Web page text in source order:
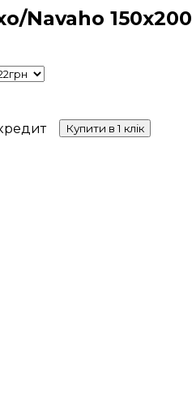
Navaho 150x200
Купити в 1 клік